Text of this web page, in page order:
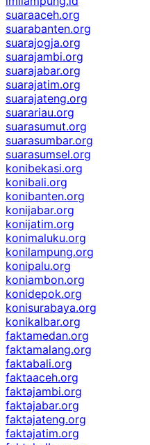
suaraaceh.org
suarabanten.org
suarajogja.org
suarajambi.org
suarajabar.org
suarajatim.org
suarajateng.org
suarariau.org
suarasumut.org
suarasumbar.org
suarasumsel.org
konibekasi.org
konibali.org
konibanten.org
konijabar.org
konijatim.org
konimaluku.org
konilampung.org
konipalu.org
koniambon.org
konidepok.org
konisurabaya.org
konikalbar.org
faktamedan.org
faktamalang.org
faktabali.org
faktaaceh.org
faktajambi.org
faktajabar.org
faktajateng.org
faktajatim.org